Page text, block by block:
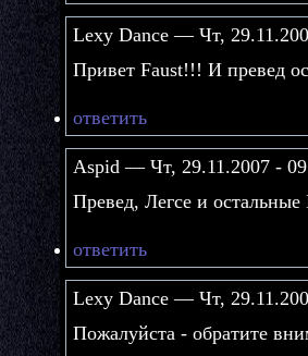
Lexy Dance — Чт,
Привет Faust!!! И
ответить
Aspid — Чт, 29.11.2007 -
Превед, Легсе и
ответить
Lexy Dance — Чт,
Пожалуйста - обратите